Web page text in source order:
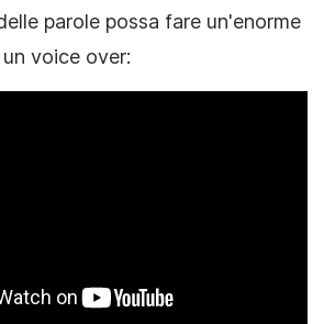
parole possa fare un'enorme
voice over: